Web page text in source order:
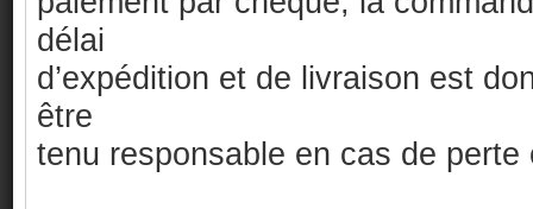
délai
d’expédition et de livraison est
être
tenu responsable en cas de